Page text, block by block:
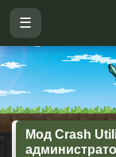
☰
Мод Crash